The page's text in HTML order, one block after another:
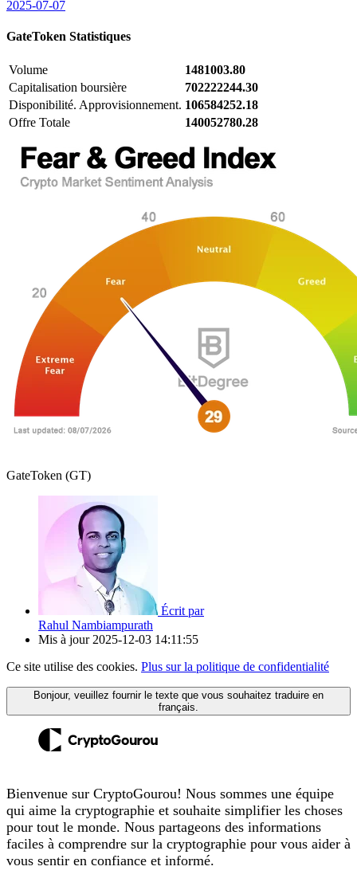
2025-07-07
GateToken Statistiques
Volume
1481003.80
Capitalisation boursière
702222244.30
Disponibilité. Approvisionnement. 106584252.18
Offre Totale
140052780.28
GateToken (GT)
Écrit par
Rahul Nambiampurath
Mis à jour 2025-12-03 14:11:55
Ce site utilise des cookies. Plus sur la politique de confidentialité
Bonjour, veuillez fournir le texte que vous souhaitez traduire en
français.
Bienvenue sur CryptoGourou! Nous sommes une équipe
qui aime la cryptographie et souhaite simplifier les choses
pour tout le monde. Nous partageons des informations
faciles à comprendre sur la cryptographie pour vous aider à
vous sentir en confiance et informé.